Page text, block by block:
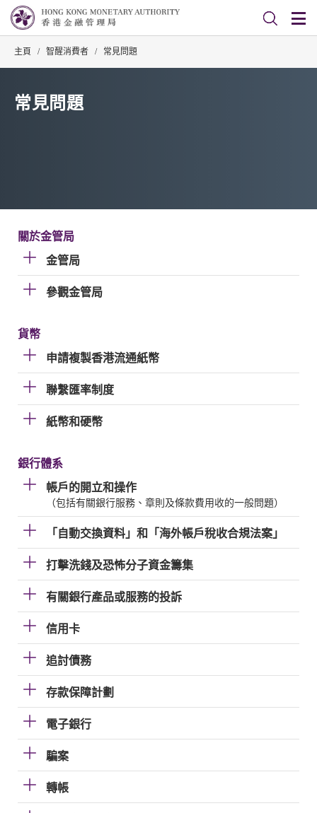
主頁 / 智醒消費者 / 常見問題
常見問題
關於金管局
金管局
參觀金管局
貨幣
申請複製香港流通紙幣
聯繫匯率制度
紙幣和硬幣
銀行體系
帳戶的開立和操作
（包括有關銀行服務、章則及條款費用收的一般問題）
「自動交換資料」和「海外帳戶稅收合規法案」
打擊洗錢及恐怖分子資金籌集
有關銀行產品或服務的投訴
信用卡
追討債務
存款保障計劃
電子銀行
騙案
轉帳